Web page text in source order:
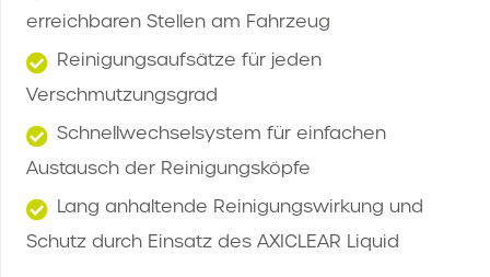
erreichbaren Stellen am Fahrzeug
Reinigungsaufsätze für jeden
Verschmutzungsgrad
Schnellwechselsystem für einfachen
Austausch der Reinigungsköpfe
Lang anhaltende Reinigungswirkung und
Schutz durch Einsatz des AXICLEAR Liquid